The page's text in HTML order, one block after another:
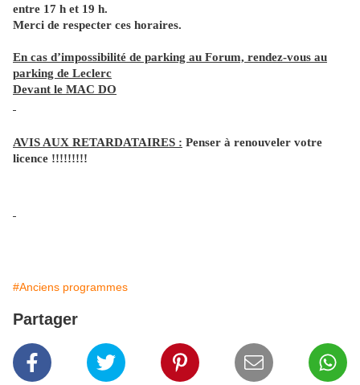
entre 17 h et 19 h.
Merci de respecter ces horaires.
En cas d’impossibilité de parking au Forum, rendez-vous au
parking de Leclerc
Devant le MAC DO
AVIS AUX RETARDATAIRES : Penser à renouveler votre
licence !!!!!!!!!
#Anciens programmes
Partager